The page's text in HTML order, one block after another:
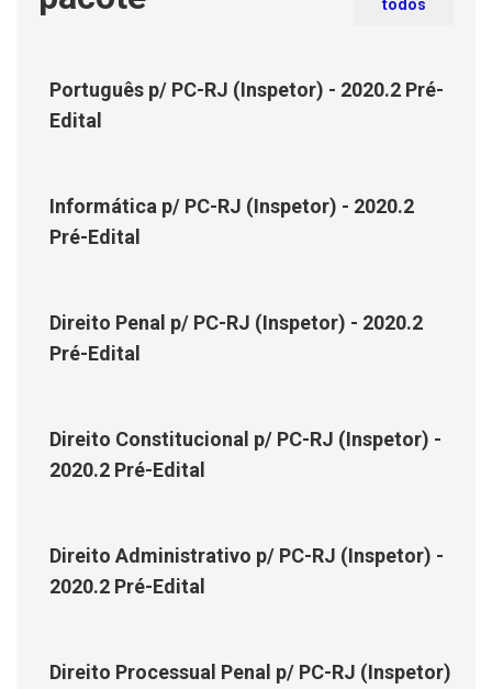
todos
Português p/ PC-RJ (Inspetor) - 2020.2 Pré-
Edital
Informática p/ PC-RJ (Inspetor) - 2020.2
Pré-Edital
Direito Penal p/ PC-RJ (Inspetor) - 2020.2
Pré-Edital
Direito Constitucional p/ PC-RJ (Inspetor) -
2020.2 Pré-Edital
Direito Administrativo p/ PC-RJ (Inspetor) -
2020.2 Pré-Edital
Direito Processual Penal p/ PC-RJ (Inspetor)